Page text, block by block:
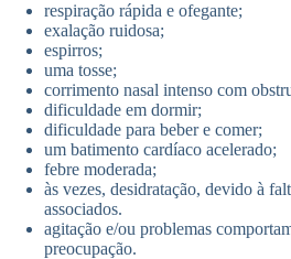
respiração rápida e ofegante;
exalação ruidosa;
espirros;
uma tosse;
corrimento nasal intenso com
dificuldade em dormir;
dificuldade para beber e comer;
um batimento cardíaco acelerado;
febre moderada;
às vezes, desidratação, devido à
associados.
agitação e/ou problemas
preocupação.